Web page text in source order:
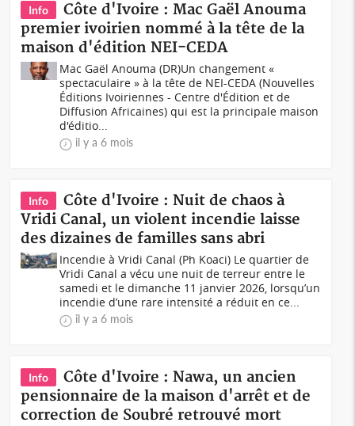
Info
Côte d'Ivoire : Mac Gaël Anouma
premier ivoirien nommé à la tête de la
maison d'édition NEI-CEDA
Mac Gaël Anouma (DR)Un changement «
spectaculaire » à la tête de NEI-CEDA (Nouvelles
Éditions Ivoiriennes - Centre d'Édition et de
Diffusion Africaines) qui est la principale maison
d'éditio...
il y a 6 mois
Info
Côte d'Ivoire : Nuit de chaos à
Vridi Canal, un violent incendie laisse
des dizaines de familles sans abri
Incendie à Vridi Canal (Ph Koaci) Le quartier de
Vridi Canal a vécu une nuit de terreur entre le
samedi et le dimanche 11 janvier 2026, lorsqu’un
incendie d’une rare intensité a réduit en ce...
il y a 6 mois
Info
Côte d'Ivoire : Nawa, un ancien
pensionnaire de la maison d'arrêt et de
correction de Soubré retrouvé mort